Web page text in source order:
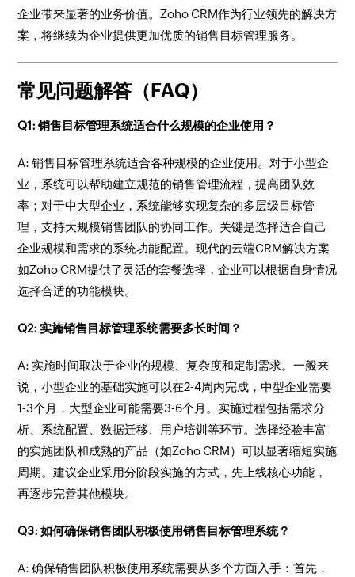
企业带来显著的业务价值。Zoho CRM作为行业领先的解决方
案，将继续为企业提供更加优质的销售目标管理服务。
常见问题解答（FAQ）
Q1: 销售目标管理系统适合什么规模的企业使用？
A: 销售目标管理系统适合各种规模的企业使用。对于小型企
业，系统可以帮助建立规范的销售管理流程，提高团队效
率；对于中大型企业，系统能够实现复杂的多层级目标管
理，支持大规模销售团队的协同工作。关键是选择适合自己
企业规模和需求的系统功能配置。现代的云端CRM解决方案
如Zoho CRM提供了灵活的套餐选择，企业可以根据自身情况
选择合适的功能模块。
Q2: 实施销售目标管理系统需要多长时间？
A: 实施时间取决于企业的规模、复杂度和定制需求。一般来
说，小型企业的基础实施可以在2-4周内完成，中型企业需要
1-3个月，大型企业可能需要3-6个月。实施过程包括需求分
析、系统配置、数据迁移、用户培训等环节。选择经验丰富
的实施团队和成熟的产品（如Zoho CRM）可以显著缩短实施
周期。建议企业采用分阶段实施的方式，先上线核心功能，
再逐步完善其他模块。
Q3: 如何确保销售团队积极使用销售目标管理系统？
A: 确保销售团队积极使用系统需要从多个方面入手：首先，